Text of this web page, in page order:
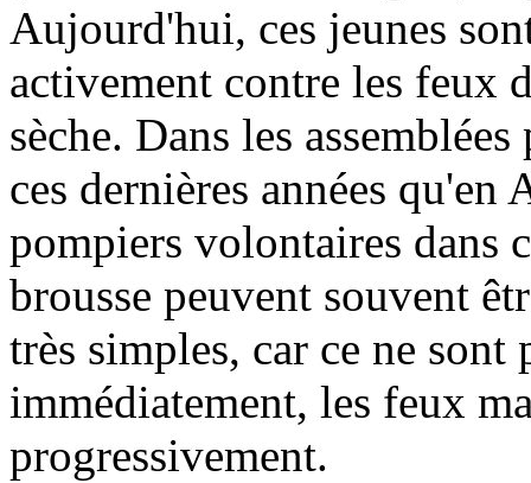
Aujourd'hui, ces jeunes
activement contre les feux
sèche. Dans les
ces dernières années
pompiers volontaires dans
brousse peuvent souvent
très simples, car ce ne
immédiatement, les feux
progressivement.